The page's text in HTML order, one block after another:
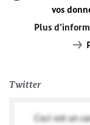
vos
Plus
Twitter
Ceci est un